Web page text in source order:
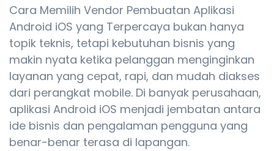
Cara Memilih Vendor Pembuatan Aplikasi
Android iOS yang Terpercaya bukan hanya
topik teknis, tetapi kebutuhan bisnis yang
makin nyata ketika pelanggan menginginkan
layanan yang cepat, rapi, dan mudah diakses
dari perangkat mobile. Di banyak perusahaan,
aplikasi Android iOS menjadi jembatan antara
ide bisnis dan pengalaman pengguna yang
benar-benar terasa di lapangan.